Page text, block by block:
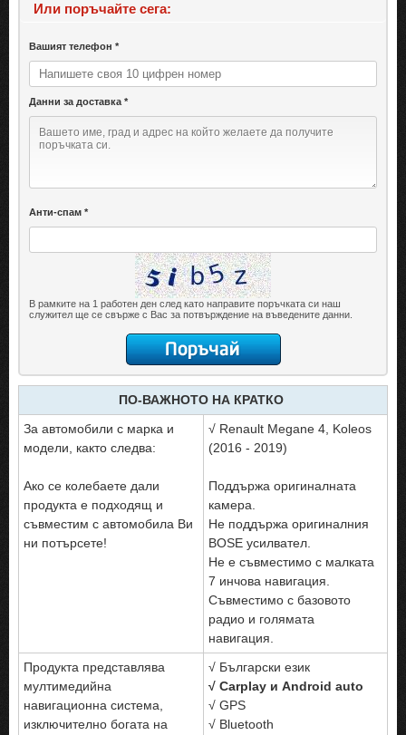
Или поръчайте сега:
Вашият телефон *
Данни за доставка *
Анти-спам *
В рамките на 1 работен ден след като направите поръчката си наш
служител ще се свърже с Вас за потвърждение на въведените данни.
ПО-ВАЖНОТО НА КРАТКО
За автомобили с марка и
модели, както следва:
Ако се колебаете дали
продукта е подходящ и
съвместим с автомобила Ви
ни потърсете!
√ Renault Megane 4, Koleos
(2016 - 2019)
Поддържа оригиналната
камера.
Не поддържа оригиналния
BOSE усилвател.
Не е съвместимо с малката
7 инчова навигация.
Съвместимо с базовото
радио и голямата
навигация.
Продукта представлява
мултимедийна
навигационна система,
изключително богата на
√ Български език
√ Carplay и Android auto
√ GPS
√ Bluetooth